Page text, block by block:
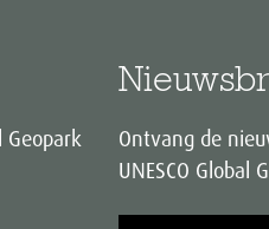
Geopark
Ontvang de
UNESCO Global